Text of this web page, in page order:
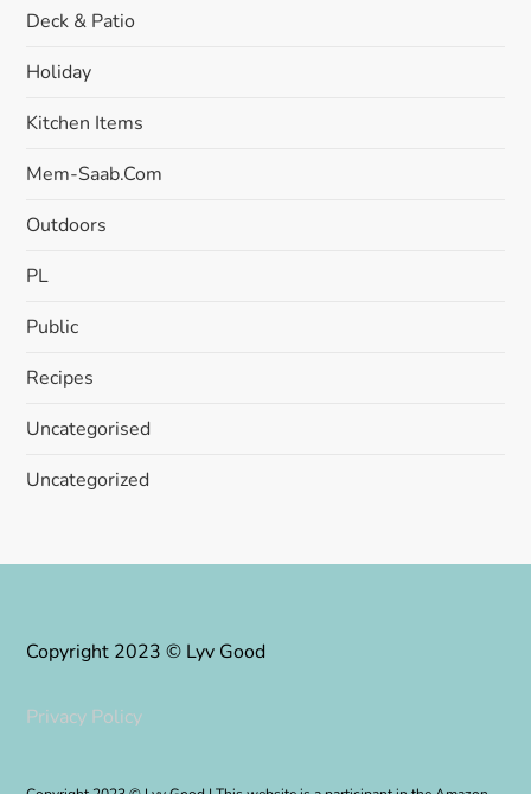
Deck & Patio
Holiday
Kitchen Items
Mem-Saab.com
Outdoors
PL
Public
Recipes
Uncategorised
Uncategorized
Copyright 2023 © Lyv Good
Privacy Policy